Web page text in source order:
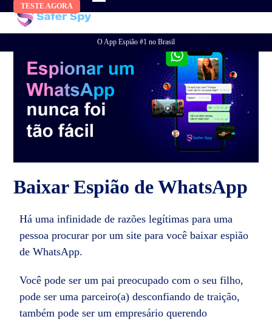
content
TESTE AGORA
O App Espião #1 no Brasil
Baixar Espião de WhatsApp
Há uma infinidade de razões legítimas para uma
pessoa procurar por um site para você baixar espião
de WhatsApp.
Você pode ser um pai preocupado com o seu filho,
pode ser uma parceiro(a) desconfiando de traição,
também pode ser um empresário querendo